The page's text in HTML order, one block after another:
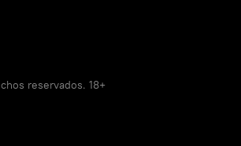
reservados. 18+